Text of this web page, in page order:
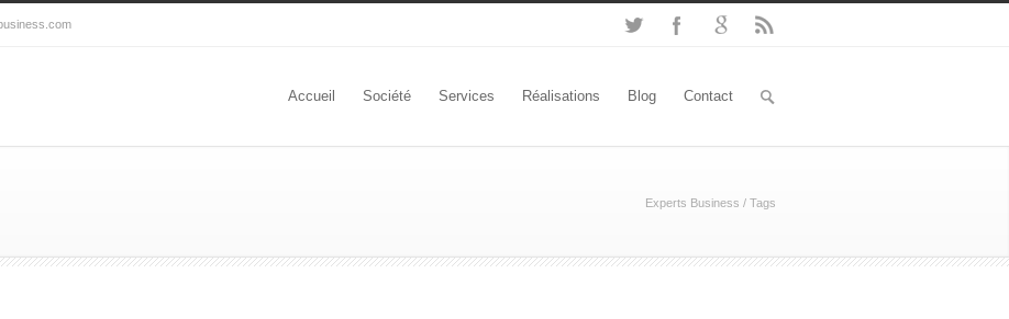
Accueil Société Services Réalisations Blog Contact
Experts Business / Tags